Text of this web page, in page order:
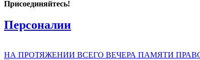
Присоединяйтесь!
Персоналии
НА ПРОТЯЖЕНИИ ВСЕГО ВЕЧЕРА ПАМЯТИ